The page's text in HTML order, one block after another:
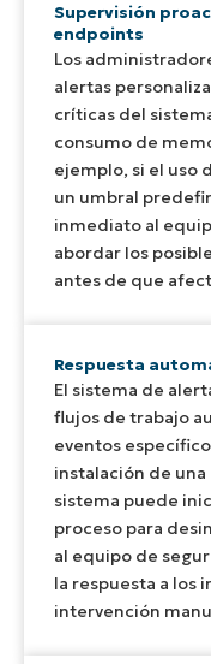
Supervisión
endpoints
Los
alertas
críticas del
consumo de
ejemplo, si el uso
un umbral
inmediato al
abordar los
antes de que
Respuesta
El sistema de
flujos de trabajo
eventos
instalación de
sistema puede
proceso para
al equipo de
la respuesta a los
intervención